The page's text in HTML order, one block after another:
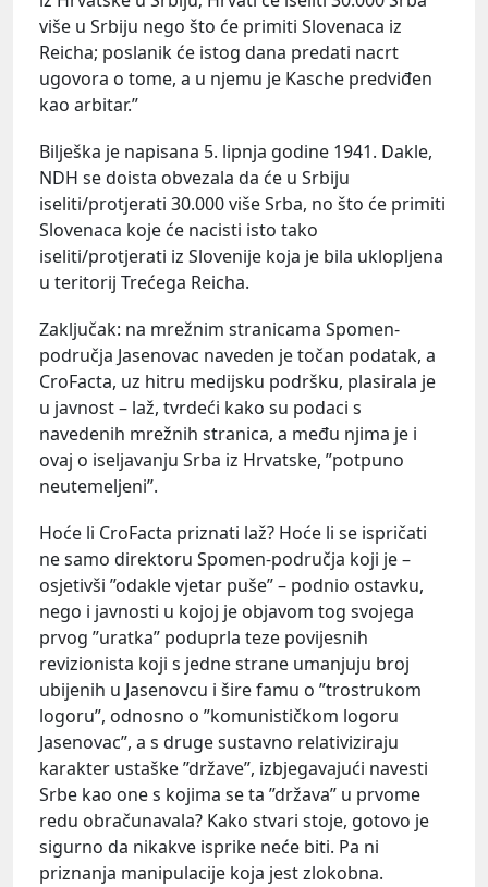
više u Srbiju nego što će primiti Slovenaca iz
Reicha; poslanik će istog dana predati nacrt
ugovora o tome, a u njemu je Kasche predviđen
kao arbitar.”
Bilješka je napisana 5. lipnja godine 1941. Dakle,
NDH se doista obvezala da će u Srbiju
iseliti/protjerati 30.000 više Srba, no što će primiti
Slovenaca koje će nacisti isto tako
iseliti/protjerati iz Slovenije koja je bila uklopljena
u teritorij Trećega Reicha.
Zaključak: na mrežnim stranicama Spomen-
područja Jasenovac naveden je točan podatak, a
CroFacta, uz hitru medijsku podršku, plasirala je
u javnost – laž, tvrdeći kako su podaci s
navedenih mrežnih stranica, a među njima je i
ovaj o iseljavanju Srba iz Hrvatske, ”potpuno
neutemeljeni”.
Hoće li CroFacta priznati laž? Hoće li se ispričati
ne samo direktoru Spomen-područja koji je –
osjetivši ”odakle vjetar puše” – podnio ostavku,
nego i javnosti u kojoj je objavom tog svojega
prvog ”uratka” poduprla teze povijesnih
revizionista koji s jedne strane umanjuju broj
ubijenih u Jasenovcu i šire famu o ”trostrukom
logoru”, odnosno o ”komunističkom logoru
Jasenovac”, a s druge sustavno relativiziraju
karakter ustaške ”države”, izbjegavajući navesti
Srbe kao one s kojima se ta ”država” u prvome
redu obračunavala? Kako stvari stoje, gotovo je
sigurno da nikakve isprike neće biti. Pa ni
priznanja manipulacije koja jest zlokobna.